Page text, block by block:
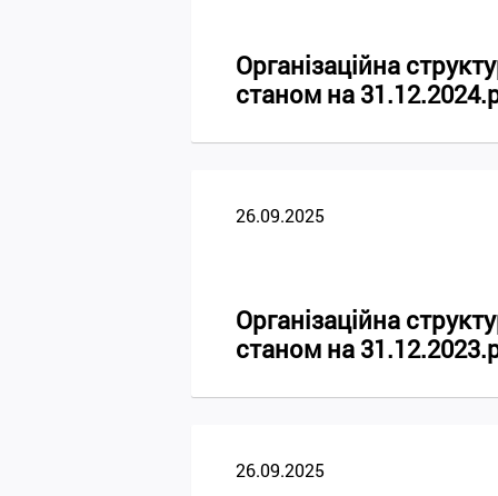
Організаційна
станом на
26.09.2025
Організаційна
станом на
26.09.2025